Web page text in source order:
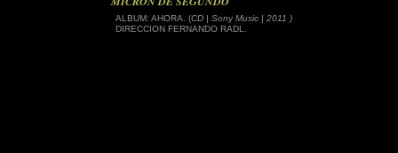
ALBUM: AHORA. (CD | Sony Music | 2011 )
DIRECCION FERNANDO RADL.